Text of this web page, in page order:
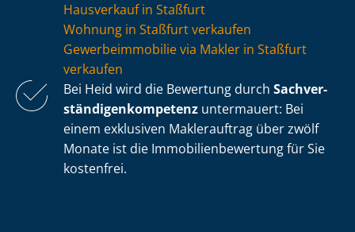
Hausverkauf in Staßfurt
Wohnung in Staßfurt verkaufen
Ge­wer­be­im­mo­bi­lie via Makler in Staßfurt
verkaufen
Bei Heid wird die Bewertung durch Sach­ver­
stän­di­gen­kom­pe­tenz untermauert: Bei
einem exklusiven Maklerauftrag über zwölf
Monate ist die Im­mo­bi­li­en­be­wer­tung für Sie
kostenfrei.